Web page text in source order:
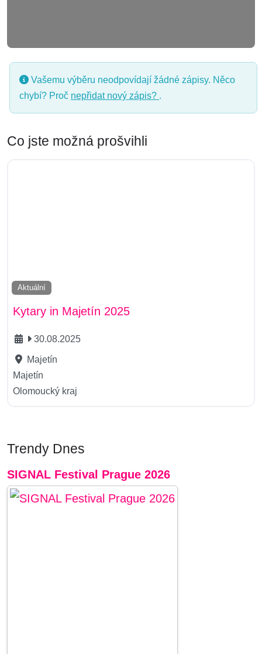
Trendy Dnes
SIGNAL Festival Prague 2026
Vašemu výběru neodpovídají žádné zápisy. Něco
chybí? Proč nepřidat nový zápis? .
Co jste možná prošvihli
Aktuální
Kytary in Majetín 2025
30.08.2025
Majetín
Majetín
Olomoucký kraj